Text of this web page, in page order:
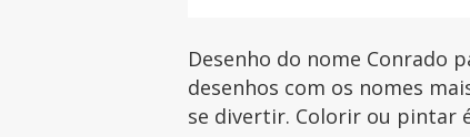
Desenho do nome Conrado
desenhos com os nomes
se divertir. Colorir ou pintar